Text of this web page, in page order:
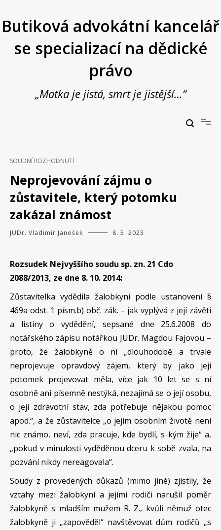
obsah
Butiková advokátní kancelář
se specializací na dědické
právo
„Matka je jistá, smrt je jistější…“
SOUDNÍ ROZHODNUTÍ
Neprojevování zájmu o
zůstavitele, který potomku
zakázal známost
JUDr. Vladimír Janošek 8. 5. 2023
Rozsudek Nejvyššího soudu sp. zn. 21 Cdo
2088/2013, ze dne 8. 10. 2014:
Zůstavitelka vydědila žalobkyni podle ustanovení §
469a odst. 1 písm.b) obč. zák. – jak vyplývá z její závěti
a listiny o vydědění, sepsané dne 25.6.2008 do
notářského zápisu notářkou JUDr. Magdou Fajovou –
proto, že žalobkyně o ni „dlouhodobě a trvale
neprojevuje opravdový zájem, který by jako její
potomek projevovat měla, více jak 10 let se s ní
osobně ani písemně nestýká, nezajímá se o její osobu,
o její zdravotní stav, zda potřebuje nějakou pomoc
apod.“, a že zůstavitelce „o jejím osobním životě není
nic známo, neví, zda pracuje, kde bydlí, s kým žije“ a,
„pokud v minulosti vyděděnou dceru k sobě zvala, na
pozvání nikdy nereagovala“.
Soudy z provedených důkazů (mimo jiné) zjistily, že
vztahy mezi žalobkyní a jejími rodiči narušil poměr
žalobkyně s mladším mužem R. Z., kvůli němuž otec
žalobkyně ji „zapověděl“ navštěvovat dům rodičů „s